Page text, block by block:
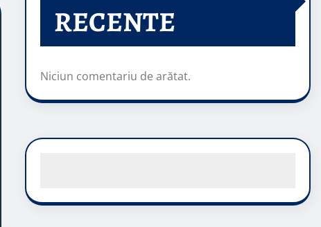
RECENTE
Niciun comentariu de arătat.